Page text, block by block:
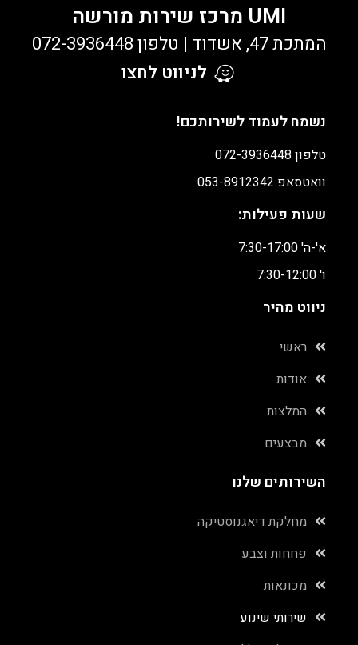
UMI מרכז שירות מורשה
המתכת 47, אשדוד | טלפון 072-3936448
לניווט לחצו
נשמח לעמוד לשירותכם!
טלפון 072-3936448
וואטסאפ 053-8912342
שעות פעילות:
א'-ה' 7:30-17:00
ו' 7:30-12:00
ניווט מהיר
ראשי
אודות
המלצות
מבצעים
השירותים שלנו
מחלקת דיאגנוסטיקה
פחחות וצבע
מכונאות
שירותי שינוע